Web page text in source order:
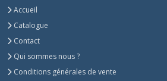
Accueil
Catalogue
Contact
Qui sommes nous ?
Conditions générales de vente